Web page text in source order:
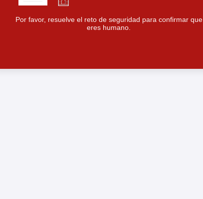
Por favor, resuelve el reto de seguridad para confirmar que
eres humano.